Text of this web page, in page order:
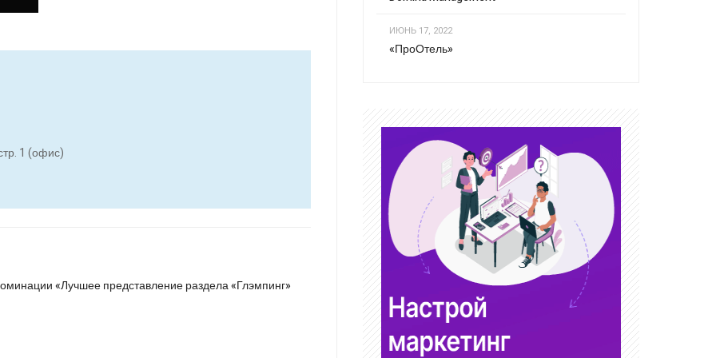
1 (офис)
«Лучшее представление раздела «Глэмпинг»
ИЮНЬ 17, 2022
«ПроОтель»